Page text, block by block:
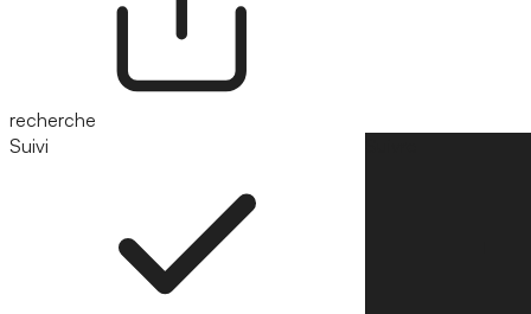
recherche
Suivi